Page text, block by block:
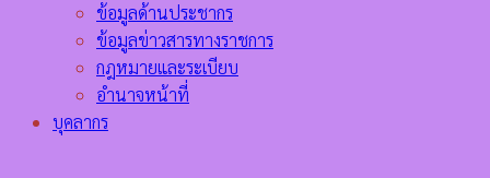
ข้อมูลด้านประชากร
ข้อมูลข่าวสารทางราชการ
กฎหมายและระเบียบ
อำนาจหน้าที่
บุคลากร